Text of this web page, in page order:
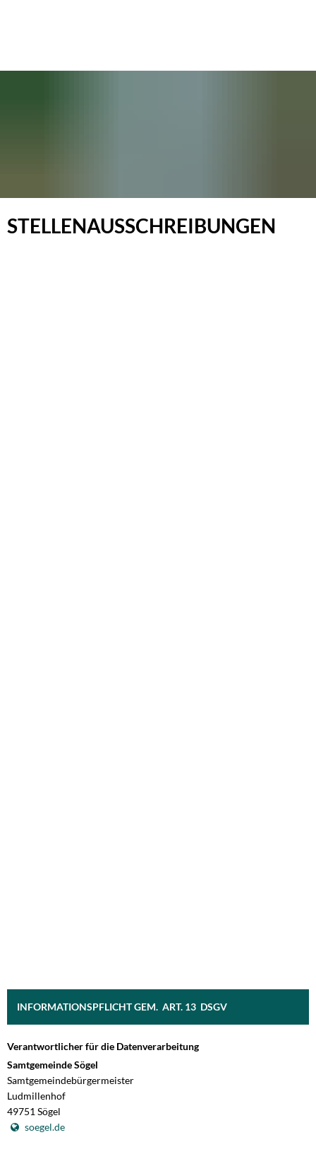
Stellenausschreibungen
STELLENAUSSCHREIBUNGEN
INFORMATIONSPFLICHT GEM. ART. 13 DSGV
Verantwortlicher für die Datenverarbeitung
Samtgemeinde Sögel
Samtgemeindebürgermeister
Ludmillenhof
49751 Sögel
soegel.de